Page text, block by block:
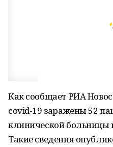
Как сообщает РИА
covid-19 заражены 52
клинической больницы
Такие сведения